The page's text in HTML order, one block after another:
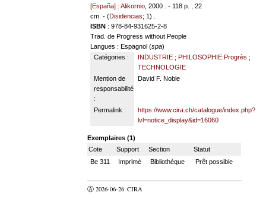
[España] : Alikornio , 2000 . - 118 p. ; 22
cm. - (Disidencias; 1) .
ISBN : 978-84-931625-2-8
Trad. de Progress without People
Langues : Espagnol (spa)
Catégories :
INDUSTRIE; PHILOSOPHIE:Progrès ;
TECHNOLOGIE
Mention de
responsabilité
:
David F. Noble
Permalink :
https://www.cira.ch/catalogue/index.php?
lvl=notice_display&id=16060
Exemplaires (1)
Cote
Support Section
Statut
Be 311
Imprimé Bibliothèque Prêt possible
Ⓐ 2026-06-26 CIRA